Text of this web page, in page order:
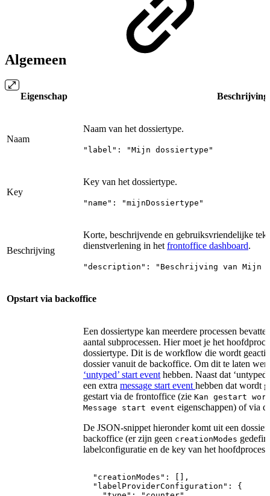
Algemeen
Eigenschap Beschrijving
Naam
Naam van het dossiertype.
"label": "Mijn dossiertype"
Key
Key van het dossiertype.
"name": "mijnDossiertype"
Beschrijving
Korte, beschrijvende en gebruiksvriendelijke
dienstverlening in hetfrontoffice dashboard.
"description": "Beschrijving van Mijn
Opstart via backoffice
Een dossiertype kan meerdere processen
aantal subprocessen. Hier moet je het
dossiertype. Dit is de workflow die wordt
dossier vanuit de backoffice. Om dit te laten
‘untyped’ start eventhebben. Naast dat
een extra message start eventhebben dat wordt
gestart via de frontoffice (zie Kan gestart
Message start event eigenschappen) of via
De JSON-snippet hieronder komt uit een
backoffice (er zijn geen creationModes
labelconfiguratie en de key van het hoofdproces
"creationModes":
[],
"labelProviderConfiguration":
{